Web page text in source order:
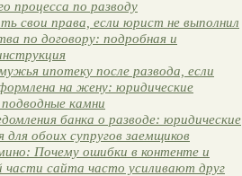
процесса по разводу
свои права, если юрист не выполнил
по договору: подробная и
ипотеку после развода, если
на жену: юридические
камни
банка о разводе: юридические
для обоих супругов заемщиков
Почему ошибки в контенте и
части сайта часто усиливают друг